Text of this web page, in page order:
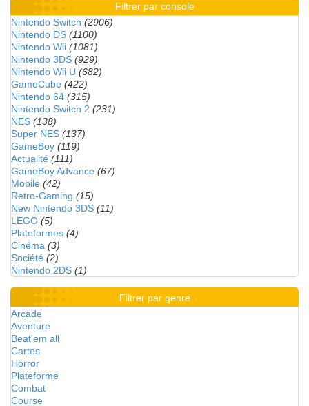
Filtrer par console
Nintendo Switch (2906)
Nintendo DS (1100)
Nintendo Wii (1081)
Nintendo 3DS (929)
Nintendo Wii U (682)
GameCube (422)
Nintendo 64 (315)
Nintendo Switch 2 (231)
NES (138)
Super NES (137)
GameBoy (119)
Actualité (111)
GameBoy Advance (67)
Mobile (42)
Retro-Gaming (15)
New Nintendo 3DS (11)
LEGO (5)
Plateformes (4)
Cinéma (3)
Société (2)
Nintendo 2DS (1)
Filtrer par genre
Arcade
Aventure
Beat'em all
Cartes
Horror
Plateforme
Combat
Course